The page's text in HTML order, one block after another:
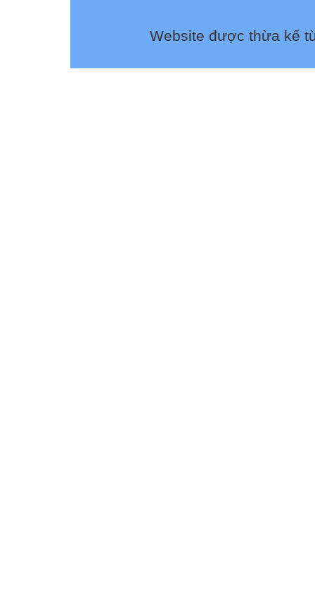
Website được thừa kế